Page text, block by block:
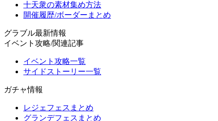
十天衆の素材集め方法
開催履歴/ボーダーまとめ
グラブル最新情報
イベント攻略/関連記事
イベント攻略一覧
サイドストーリー一覧
ガチャ情報
レジェフェスまとめ
グランデフェスまとめ